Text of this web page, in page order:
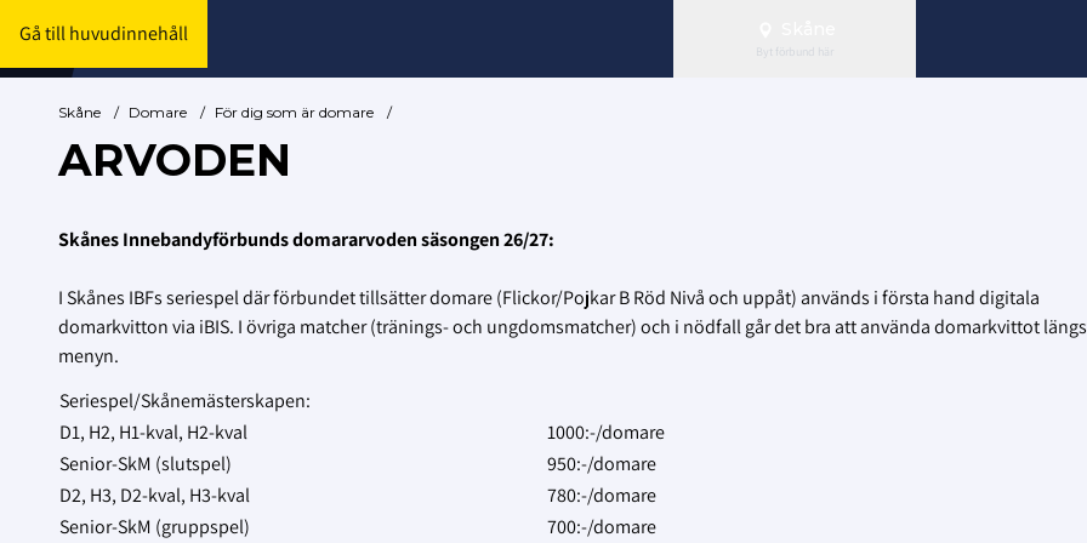
Gå till huvudinnehåll
Byt förbund här
Skåne / Domare / För dig som är domare /
ARVODEN
Skånes Innebandyförbunds domararvoden säsongen 26/27:
I Skånes IBFs seriespel där förbundet tillsätter domare (Flickor/Pojkar B Röd Nivå och uppåt) används i första hand digitala
domarkvitton via iBIS. I övriga matcher (tränings- och ungdomsmatcher) och i nödfall går det bra att använda domarkvittot
menyn.
Seriespel/Skånemästerskapen:
D1, H2, H1-kval, H2-kval
1000:-/domare
Senior-SkM (slutspel)
950:-/domare
D2, H3, D2-kval, H3-kval
780:-/domare
Senior-SkM (gruppspel)
700:-/domare